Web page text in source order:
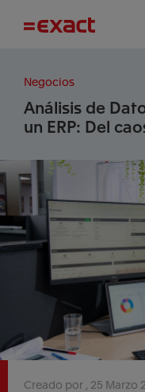
Negocios
Análisis de
un ERP: Del
Creado por 25 Marzo